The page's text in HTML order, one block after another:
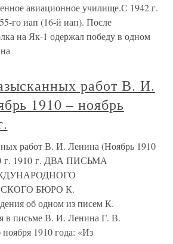
авиационное училище.С 1942 г.
го иап (16-й иап). После
на Як-1 одержал победу в одном
работ В. И.
1910 – ноябрь
работ В. И. Ленина (Ноябрь 1910
г. 1910 г. ДВА ПИСЬМА
БЮРО К.
об одном из писем К.
в письме В. И. Ленина Г. В.
1910 года: «Из